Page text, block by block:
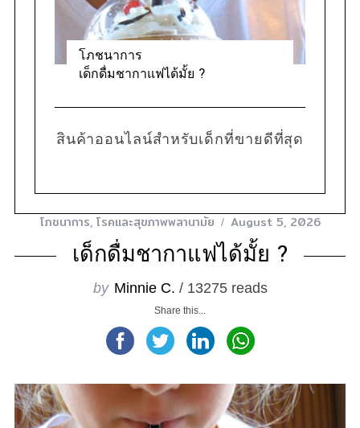
โภชนาการ
เด็กดื่มชากาแฟได้มั้ย ?
สินค้าออนไลน์สำหรับเด็กที่ขายดีที่สุด
โภชนาการ, โรคและสุขภาพพลานามัย August 5, 2026
เด็กดื่มชากาแฟได้มั้ย ?
by Minnie C. / 13275 reads
Share this...